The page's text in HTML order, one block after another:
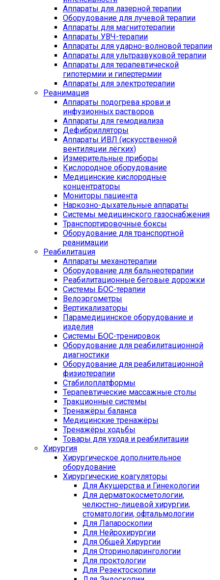
Аппараты для лазерной терапии
Оборудование для лучевой терапии
Аппараты для магнитотерапии
Аппараты УВЧ-терапии
Аппараты для ударно-волновой терапии
Аппараты для ультразвуковой терапии
Аппараты для терапевтической
гипотермии и гипертермии
Аппараты для электротерапии
Реанимация
Аппараты подогрева крови и
инфузионных растворов
Аппараты для гемодиализа
Дефибрилляторы
Аппараты ИВЛ (искусственной
вентиляции лёгких)
Измерительные приборы
Кислородное оборудование
Медицинские кислородные
концентраторы
Мониторы пациента
Наркозно-дыхательные аппараты
Системы медицинского газоснабжения
Транспортировочные боксы
Оборудование для транспортной
реанимации
Реабилитация
Аппараты механотерапии
Оборудование для бальнеотерапии
Реабилитационные беговые дорожки
Системы БОС-терапии
Велоэргометры
Вертикализаторы
Парамедицинское оборудование и
изделия
Системы БОС-тренировок
Оборудование для реабилитационной
диагностики
Оборудование для реабилитационной
физиотерапии
Стабилоплатформы
Терапевтические массажные столы
Тракционные системы
Тренажёры баланса
Медицинские тренажёры
Тренажёры ходьбы
Товары для ухода и реабилитации
Хирургия
Хирургическое дополнительное
оборудование
Хирургические коагуляторы
Для Акушерства и Гинекологии
Для дерматокосметологии,
челюстно-лицевой хирургии,
стоматологии, офтальмологии
Для Лапароскопии
Для Нейрохирургии
Для Общей Хирургии
Для Оториноларингологии
Для проктологии
Для Резектоскопии